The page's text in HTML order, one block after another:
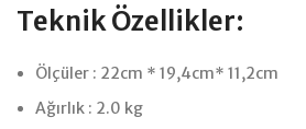
Teknik Özellikler:
Ölçüler : 22cm * 19,4cm* 11,2cm
Ağırlık : 2.0 kg